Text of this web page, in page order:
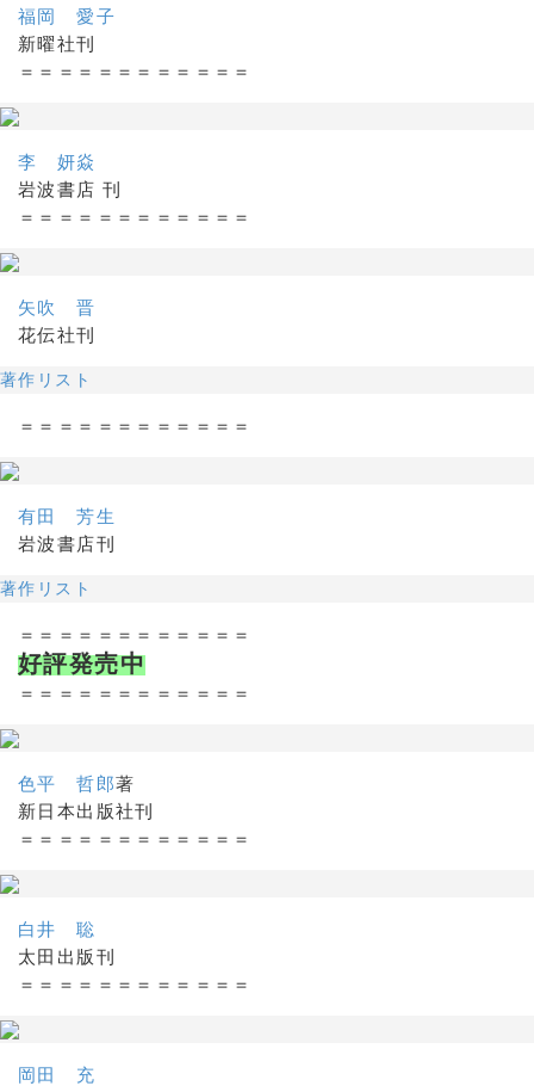
福岡 愛子
新曜社刊
＝＝＝＝＝＝＝＝＝＝＝＝
李 妍焱
岩波書店 刊
＝＝＝＝＝＝＝＝＝＝＝＝
矢吹 晋
花伝社刊
著作リスト
＝＝＝＝＝＝＝＝＝＝＝＝
有田 芳生
岩波書店刊
著作リスト
＝＝＝＝＝＝＝＝＝＝＝＝
好評発売中
＝＝＝＝＝＝＝＝＝＝＝＝
色平 哲郎著
新日本出版社刊
＝＝＝＝＝＝＝＝＝＝＝＝
白井 聡
太田出版刊
＝＝＝＝＝＝＝＝＝＝＝＝
岡田 充